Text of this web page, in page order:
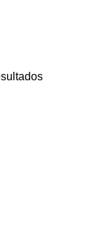
Classificado